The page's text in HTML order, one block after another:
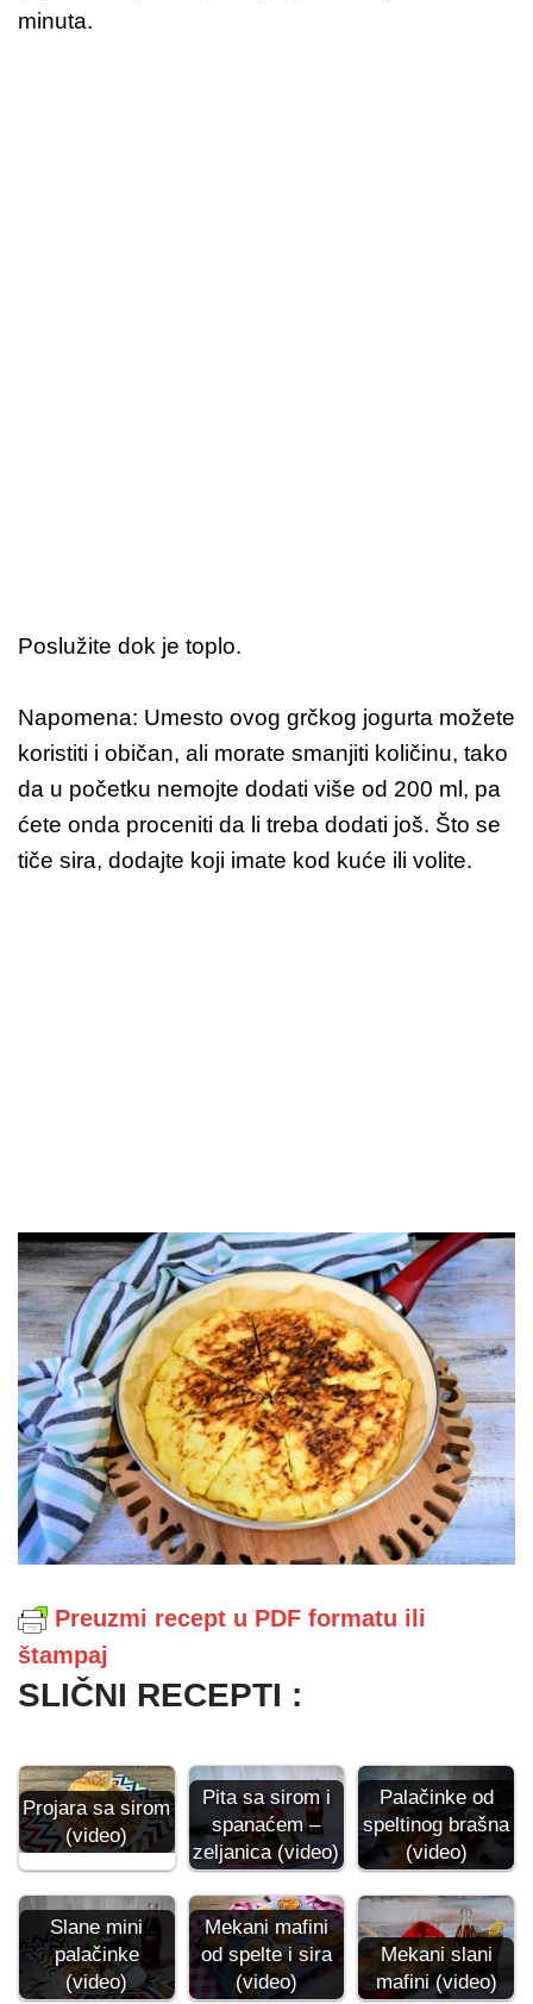
minuta.
Poslužite dok je toplo.
Napomena: Umesto ovog grčkog jogurta možete
koristiti i običan, ali morate smanjiti količinu, tako
da u početku nemojte dodati više od 200 ml, pa
ćete onda proceniti da li treba dodati još. Što se
tiče sira, dodajte koji imate kod kuće ili volite.
Preuzmi recept u PDF formatu ili
štampaj
SLIČNI RECEPTI :
Projara sa sirom
(video)
Pita sa sirom i
spanaćem –
zeljanica (video)
Palačinke od
speltinog brašna
(video)
Slane mini
palačinke
(video)
Mekani mafini
od spelte i sira
(video)
Mekani slani
mafini (video)